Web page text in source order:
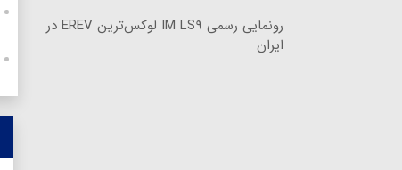
رونمایی رسمی IM LS۹ لوکس‌ترین EREV در
ایران